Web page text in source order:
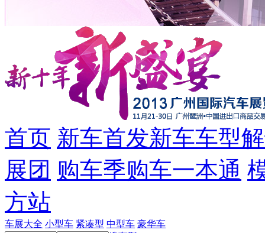
首页 新车首发新车车型
展团 购车季购车一本通
方站
车展大全 小型车 紧凑型 中型车 豪华车